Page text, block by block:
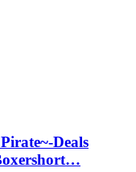
Deals